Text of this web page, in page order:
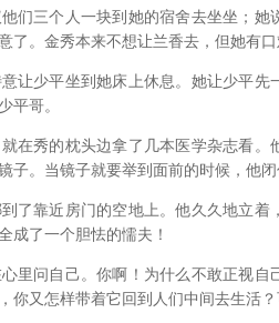
们三个人一块到她的宿舍去坐坐；她
了。金秀本来不想让兰香去，但她有口
让少平坐到她床上休息。她让少平
平哥。
在秀的枕头边拿了几本医学杂志看。
子。当镜子就要举到面前的时候，他闭
了靠近房门的空地上。他久久地立
成了一个胆怯的懦夫！
里问自己。你啊！为什么不敢正视
你又怎样带着它回到人们中间去生活